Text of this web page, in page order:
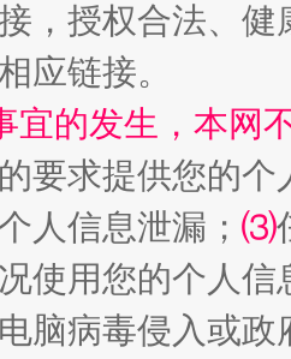
名
，授权合法、
应链接。
宜的发生，本网
要求提供您的个
人信息泄漏； ⑶
使用您的个人
脑病毒侵入或